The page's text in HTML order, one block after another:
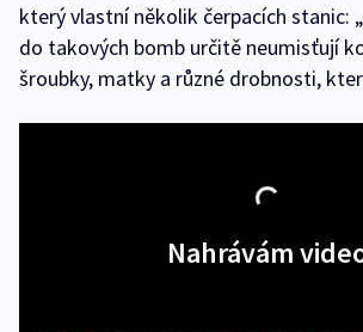
který vlastní několik čerpacích stanic:
do takových bomb určitě neumisťují
šroubky, matky a různé drobnosti,
Nahrávám